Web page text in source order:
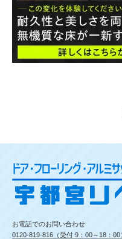
お電話でのお問い合わせ
0120-819-816（受付 9：00～18：00